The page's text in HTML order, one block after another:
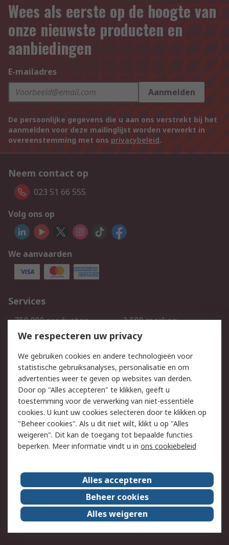
Wees als eerste op de hoogte van
onze nieuwste producten en
aanbiedingen
E-mailadres
Aanmelden
De persoonlijke gegevens die u aan ons verstrekt bij het
aanmelden voor deze mailinglijst worden verwerkt in
overeenstemming met ons privacybeleid.
Neem contact op
023 51 66 555
Volg ons op
We aanvaarden
Services
750.000 producten
2.500 merken
Bestellen
Inkoopoplossingen
Track & Trace
Wettelijk
Cookiebeleid
Email veiligheid
Privacybeleid
Websitevoorwaarden
Algemene
verkoopvoorwaarden
Over RS
RS Group
Over ons
RS wereldwijd
Werken bij RS
ESG
We respecteren uw privacy
We gebruiken cookies en andere technologieën voor
statistische gebruiksanalyses, personalisatie en om
advertenties weer te geven op websites van derden.
Door op "Alles accepteren" te klikken, geeft u
toestemming voor de verwerking van niet-essentiële
cookies. U kunt uw cookies selecteren door te klikken op
"Beheer cookies". Als u dit niet wilt, klikt u op "Alles
weigeren". Dit kan de toegang tot bepaalde functies
beperken. Meer informatie vindt u in ons cookiebeleid
Alles accepteren
Beheer cookies
Alles weigeren